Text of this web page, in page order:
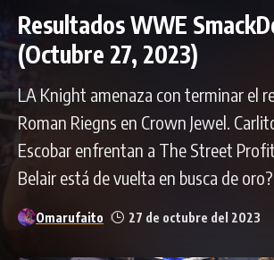
Resultados WWE
(Octubre 27, 2023)
LA Knight amenaza con terminar el
Roman Riegns en Crown Jewel.
Escobar enfrentan a The Street
Belair está de vuelta en busca de oro?
Omarufaito 27 de octubre del 2023